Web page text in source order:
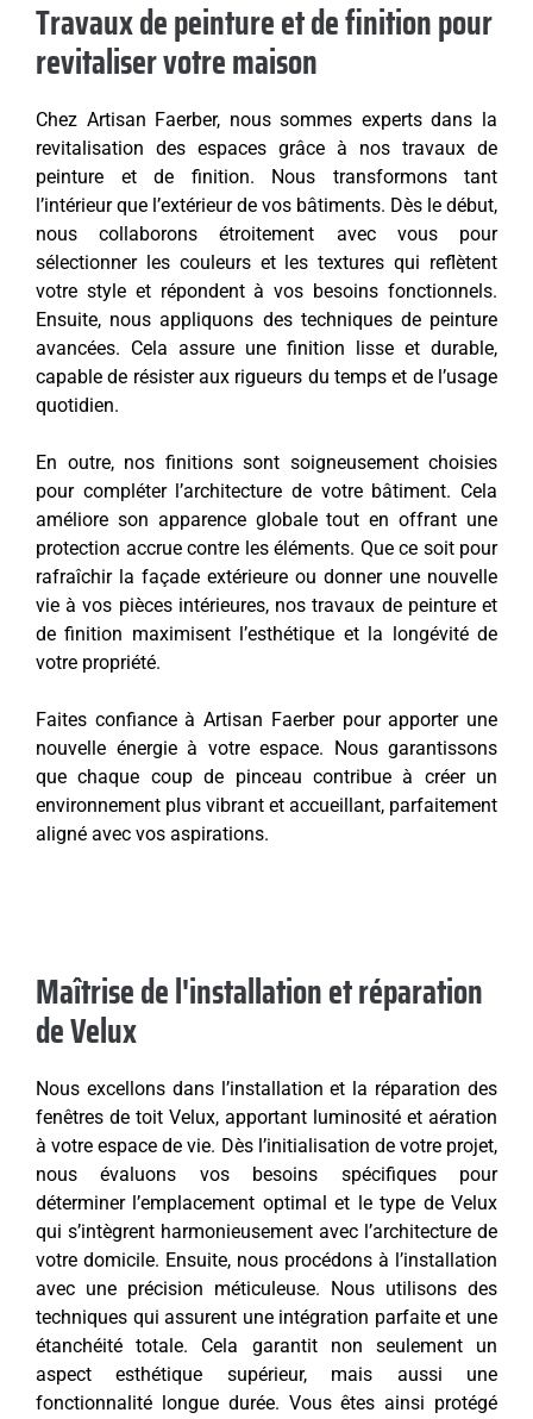
Travaux de peinture et de finition pour
revitaliser votre maison
Chez Artisan Faerber, nous sommes experts dans la
revitalisation des espaces grâce à nos travaux de
peinture et de finition. Nous transformons tant
l’intérieur que l’extérieur de vos bâtiments. Dès le début,
nous collaborons étroitement avec vous pour
sélectionner les couleurs et les textures qui reflètent
votre style et répondent à vos besoins fonctionnels.
Ensuite, nous appliquons des techniques de peinture
avancées. Cela assure une finition lisse et durable,
capable de résister aux rigueurs du temps et de l’usage
quotidien.
En outre, nos finitions sont soigneusement choisies
pour compléter l’architecture de votre bâtiment. Cela
améliore son apparence globale tout en offrant une
protection accrue contre les éléments. Que ce soit pour
rafraîchir la façade extérieure ou donner une nouvelle
vie à vos pièces intérieures, nos travaux de peinture et
de finition maximisent l’esthétique et la longévité de
votre propriété.
Faites confiance à Artisan Faerber pour apporter une
nouvelle énergie à votre espace. Nous garantissons
que chaque coup de pinceau contribue à créer un
environnement plus vibrant et accueillant, parfaitement
aligné avec vos aspirations.
Maîtrise de l'installation et réparation
de Velux
Nous excellons dans l’installation et la réparation des
fenêtres de toit Velux, apportant luminosité et aération
à votre espace de vie. Dès l’initialisation de votre projet,
nous évaluons vos besoins spécifiques pour
déterminer l’emplacement optimal et le type de Velux
qui s’intègrent harmonieusement avec l’architecture de
votre domicile. Ensuite, nous procédons à l’installation
avec une précision méticuleuse. Nous utilisons des
techniques qui assurent une intégration parfaite et une
étanchéité totale. Cela garantit non seulement un
aspect esthétique supérieur, mais aussi une
fonctionnalité longue durée. Vous êtes ainsi protégé